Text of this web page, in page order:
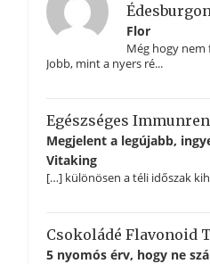
Flor
Még hogy nem
Jobb, mint a nyers ré...
Egészséges
Megjelent a legújabb,
Vitaking
[…] különösen a téli időszak
Csokoládé Flavonoid
5 nyomós érv, hogy ne